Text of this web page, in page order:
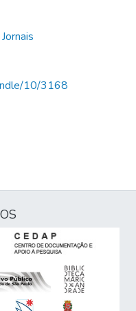
10/3168